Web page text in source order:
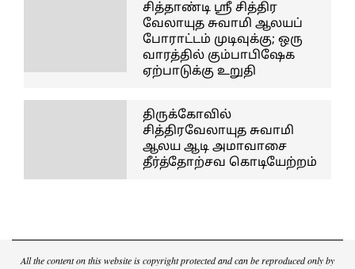
சித்தாண்டி ஸ்ரீ சித்திர
வேலாயுத சுவாமி ஆலயப்
போராட்டம் முடிவுக்கு; ஒரு
வாரத்தில் கும்பாபிஷேக
ஏற்பாடுக்கு உறுதி
திருக்கோவில்
சித்திரவேலாயுத சுவாமி
ஆலய ஆடி அமாவாசை
தீர்த்தோற்சவ கொடியேற்றம்
All the content on this website is copyright protected and can be reproduced only by